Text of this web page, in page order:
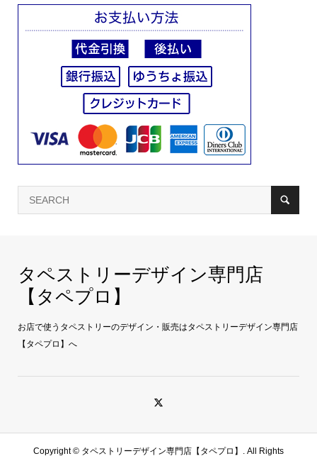
タペストリーデザイン専門店
【タペプロ】
お店で使うタペストリーのデザイン・販売はタペストリーデザイン専門店
【タペプロ】へ
Copyright © タペストリーデザイン専門店【タペプロ】. All Rights